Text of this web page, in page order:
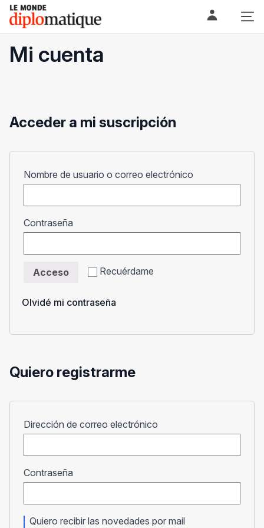
Skip
content
Le monde diplomatique
Mi cuenta
Acceder a mi suscripción
Nombre de usuario o correo electrónico
Contraseña
Recuérdame
Acceso
Olvidé mi contraseña
Quiero registrarme
Dirección de correo electrónico
Contraseña
Quiero recibir las novedades por mail